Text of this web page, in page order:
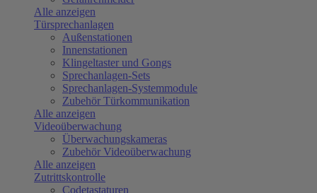
Alle anzeigen
Türsprechanlagen
Außenstationen
Innenstationen
Klingeltaster und Gongs
Sprechanlagen-Sets
Sprechanlagen-Systemmodule
Zubehör Türkommunikation
Alle anzeigen
Videoüberwachung
Überwachungskameras
Zubehör Videoüberwachung
Alle anzeigen
Zutrittskontrolle
Codetastaturen